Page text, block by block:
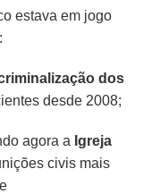
estava em jogo
dos
desde 2008;
agora a Igreja
civis mais